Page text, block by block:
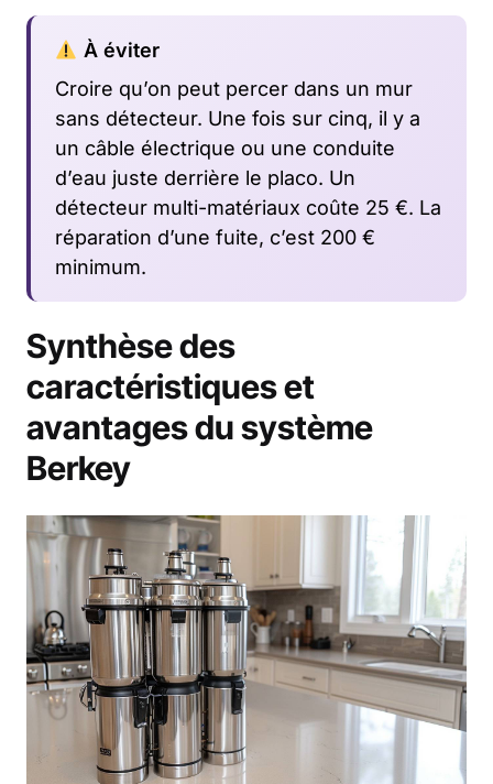
À éviter
Croire qu’on peut percer dans un mur
sans détecteur. Une fois sur cinq, il y a
un câble électrique ou une conduite
d’eau juste derrière le placo. Un
détecteur multi-matériaux coûte 25 €. La
réparation d’une fuite, c’est 200 €
minimum.
Synthèse des
caractéristiques et
avantages du système
Berkey